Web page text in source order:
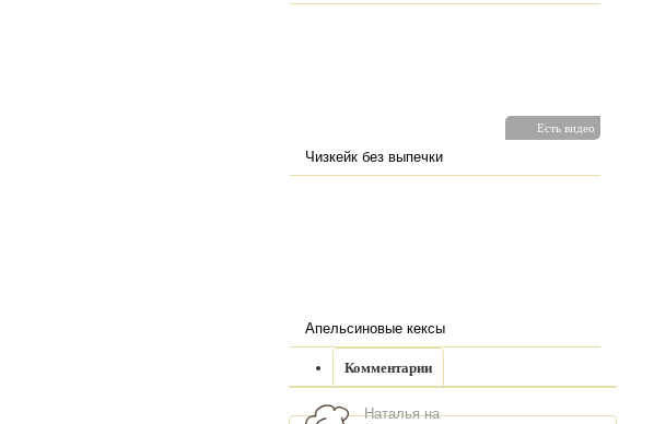
Есть видео
Чизкейк без выпечки
Апельсиновые кексы
Комментарии
Наталья на